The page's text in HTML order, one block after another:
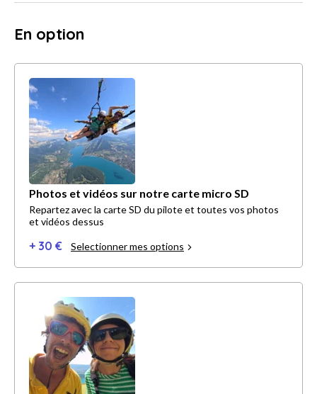
En option
Photos et vidéos sur notre carte micro SD
Repartez avec la carte SD du pilote et toutes vos photos
et vidéos dessus
+ 30 € Selectionner mes options